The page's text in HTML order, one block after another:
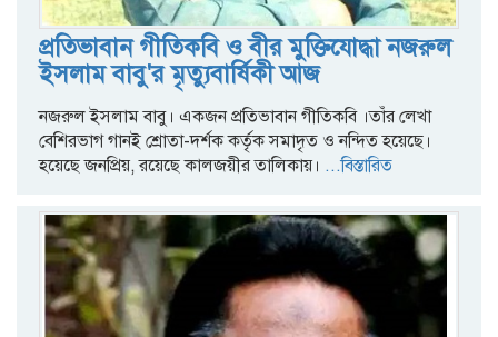
প্রতিভাবান গীতিকবি ও বীর মুক্তিযোদ্ধা নজরুল
ইসলাম বাবু'র মৃত্যুবার্ষিকী আজ
নজরুল ইসলাম বাবু। একজন প্রতিভাবান গীতিকবি ।তাঁর লেখা
বেশিরভাগ গানই শ্রোতা-দর্শক কর্তৃক সমাদৃত ও নন্দিত হয়েছে।
হয়েছে জনপ্রিয়, রয়েছে কালজয়ীর তালিকায়। ...বিস্তারিত